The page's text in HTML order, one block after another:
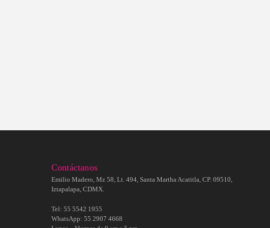
Contáctanos
Emilio Madero, Mz 58, Lt. 494, Santa Martha Acatitla, CP. 09510,
Iztapalapa, CDMX.
Tel: 55 5542 1955
WhatsApp: 55 2907 4668